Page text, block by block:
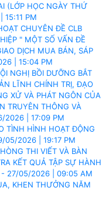
(LỚP HỌC NGÀY THỨ
15:11 PM
CHUYÊN ĐỀ CLB
" MỘT SỐ VẤN ĐỀ
DỊCH MUA BÁN, SÁP
| 15:04 PM
NGHỊ BỒI DƯỠNG BẮT
LĨNH CHÍNH TRỊ, ĐẠO
XỬ VÀ PHÁT NGÔN CỦA
TRUYÊN THÔNG VÀ
2026 | 17:09 PM
TÌNH HÌNH HOẠT ĐỘNG
05/2026 | 19:17 PM
THI VIẾT VÀ BÀN
KẾT QUẢ TẬP SỰ HÀNH
- 27/05/2026 | 09:05 AM
KHEN THƯỞNG NĂM